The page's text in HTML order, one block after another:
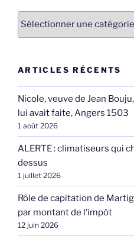
Catégories
ARTICLES RÉCENTS
Nicole, veuve de Jean
lui avait faite, Angers 1503
1 août 2026
ALERTE : climatiseurs qui
dessus
1 juillet 2026
Rôle de capitation de
par montant de l’impôt
12 juin 2026